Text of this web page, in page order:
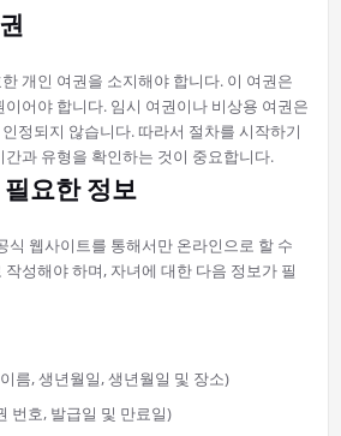
개인 여권을 소지해야 합니다. 이 여권은
어야 합니다. 임시 여권이나 비상용 여권은
정되지 않습니다. 따라서 절차를 시작하기
과 유형을 확인하는 것이 중요합니다.
요한 정보
식 웹사이트를 통해서만 온라인으로 할 수
성해야 하며, 자녀에 대한 다음 정보가 필
름, 생년월일, 생년월일 및 장소)
번호, 발급일 및 만료일)